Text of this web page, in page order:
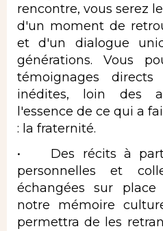
rencontre, vous serez
d'un moment de
et d'un dialogue
générations. Vous
témoignages
inédites, loin des
l'essence de ce qui a
: la fraternité.
• Des récits à
personnelles et
échangées sur
notre mémoire
permettra de les